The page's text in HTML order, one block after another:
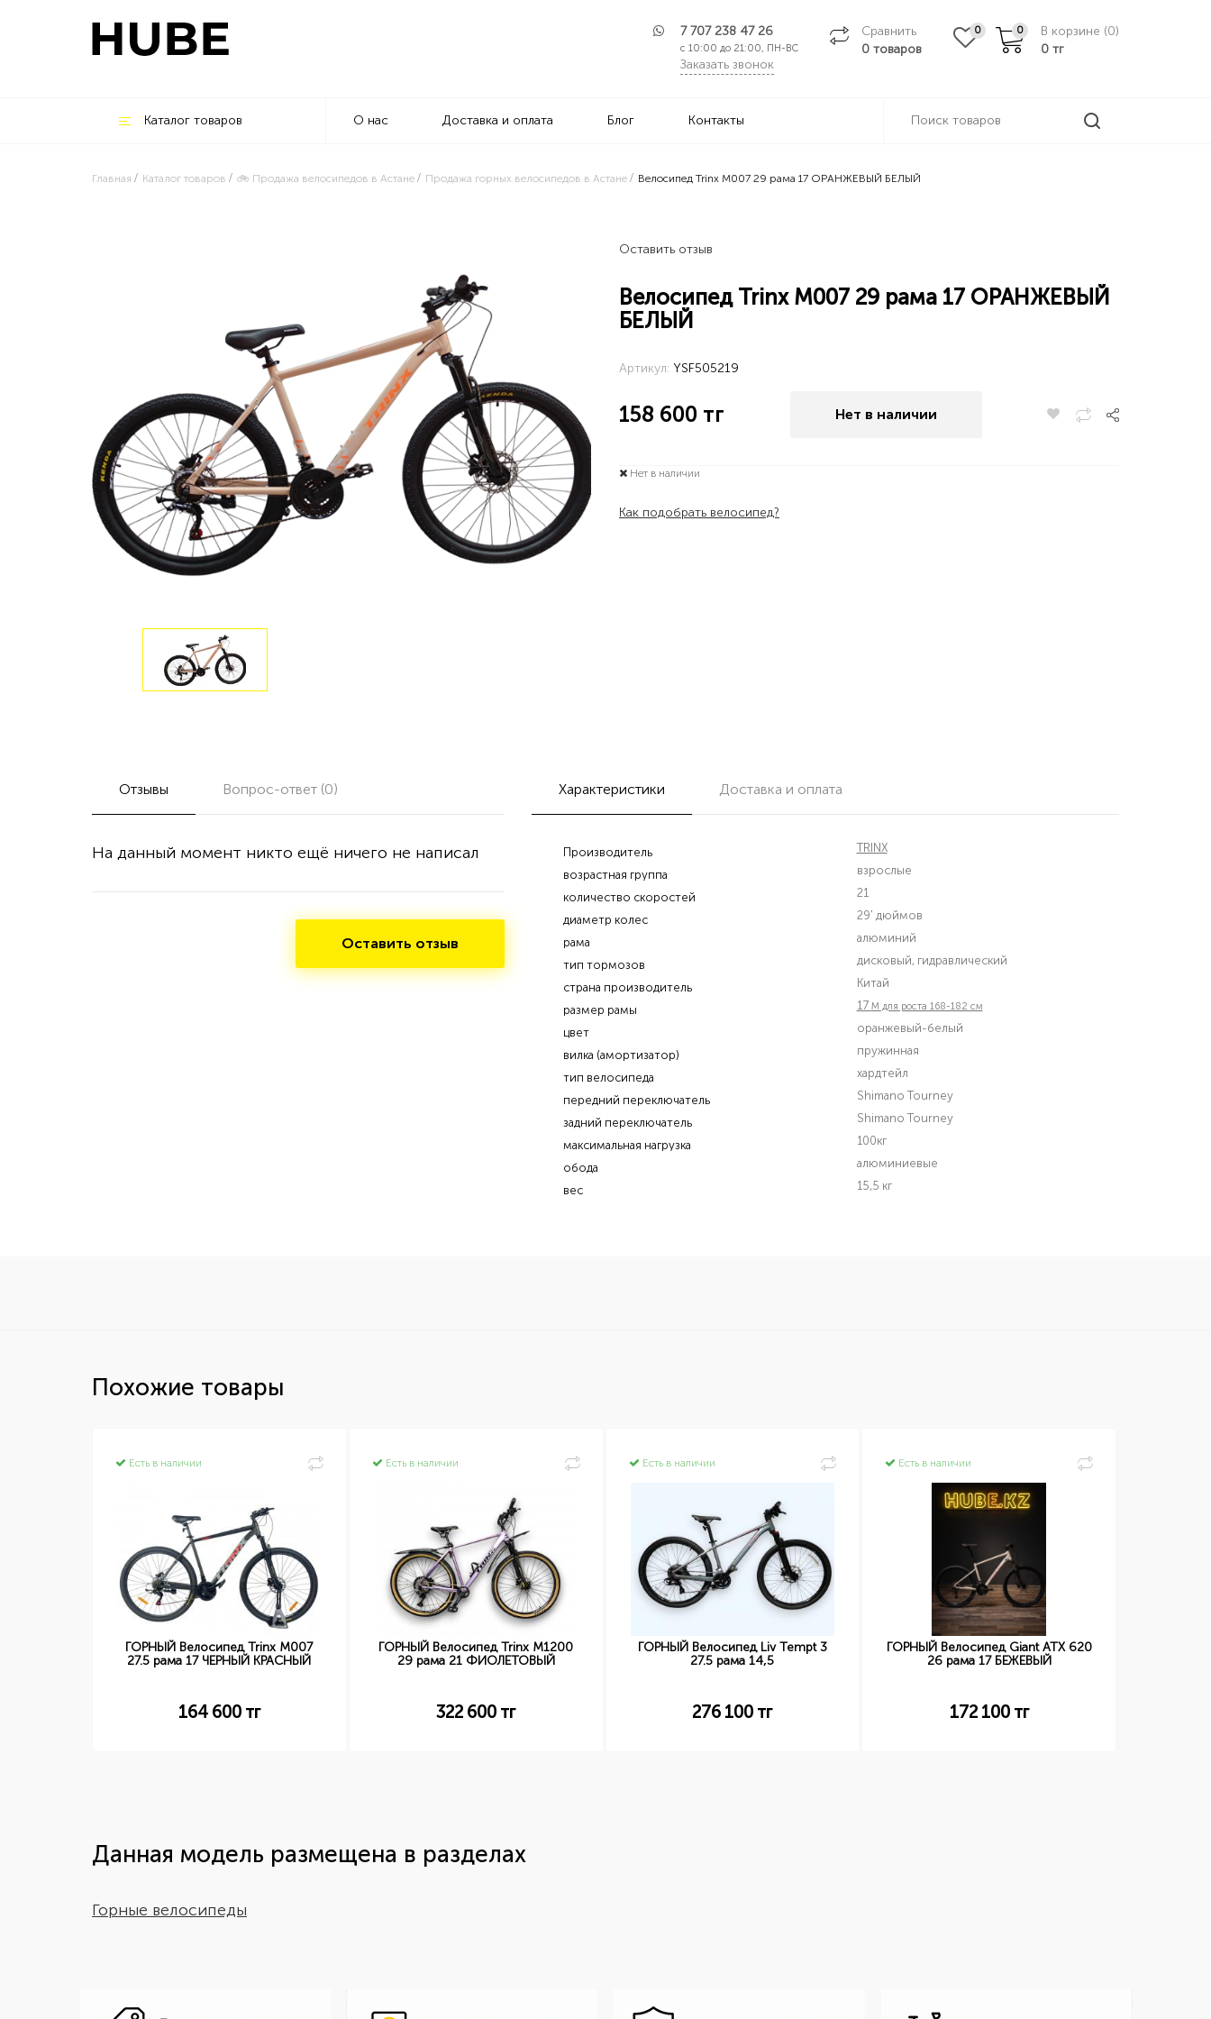
7 707 238 47 26
с 10:00 до 21:00, ПН-ВС
Заказать звонок
Сравнить
0 товаров
0 0 В корзине (0)
0 тг
Каталог товаров О нас Доставка и оплата Блог Контакты
Главная Каталог товаров 🚲 Продажа велосипедов в Астане Продажа горных велосипедов в Астане Велосипед Trinx M007 29 рама 17 ОРАНЖЕВЫЙ БЕЛЫЙ
Оставить отзыв
Велосипед Trinx M007 29 рама 17 ОРАНЖЕВЫЙ
БЕЛЫЙ
Артикул: YSF505219
158 600 тг Нет в наличии
Нет в наличии
Как подобрать велосипед?
Отзывы Вопрос-ответ (0)
На данный момент никто ещё ничего не написал
Оставить отзыв
Характеристики Доставка и оплата
Производитель
TRINX
возрастная группа
взрослые
количество скоростей
21
диаметр колес
29' дюймов
рама
алюминий
тип тормозов
дисковый, гидравлический
страна производитель
Китай
размер рамы
17 M для роста 168-182 см
цвет
оранжевый-белый
вилка (амортизатор)
пружинная
тип велосипеда
хардтейл
передний переключатель
Shimano Tourney
задний переключатель
Shimano Tourney
максимальная нагрузка
100кг
обода
алюминиевые
вес
15,5 кг
Похожие товары
Есть в наличии
ГОРНЫЙ Велосипед Trinx M007
27.5 рама 17 ЧЕРНЫЙ КРАСНЫЙ
164 600тг
Есть в наличии
ГОРНЫЙ Велосипед Trinx M1200
29 рама 21 ФИОЛЕТОВЫЙ
322 600 тг
Есть в наличии
ГОРНЫЙ Велосипед Liv Tempt 3
27.5 рама 14,5
276 100 тг
Есть в наличии
ГОРНЫЙ Велосипед Giant ATX 620
26 рама 17 БЕЖЕВЫЙ
172 100тг
Данная модель размещена в разделах
Горные велосипеды